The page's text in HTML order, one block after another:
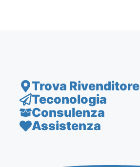
Trova Rivenditore
Teconologia
Consulenza
Assistenza